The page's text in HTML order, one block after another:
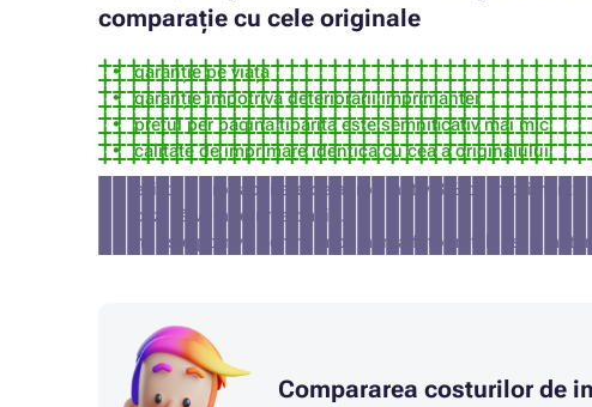
comparație cu cele originale
garanție pe viață
garanție împotriva deteriorării imprimantei
prețul per pagină tipărită este semnificativ mai mic
calitate de imprimare identică cu cea a originalului
există o probabilitate de aproximativ 3% ca imprimanta
caz, vă vom returna banii).
nu este potrivit pentru imprimarea fotografiilor și a
Compararea costurilor de